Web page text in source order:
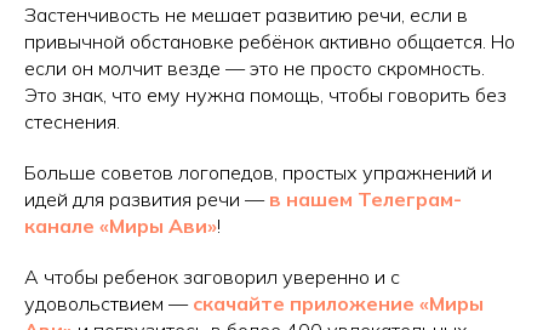
Застенчивость не мешает развитию речи, если в
привычной обстановке ребёнок активно общается. Но
если он молчит везде — это не просто скромность.
Это знак, что ему нужна помощь, чтобы говорить без
стеснения.
Больше советов логопедов, простых упражнений и
идей для развития речи — в нашем Телеграм-
канале «Миры Ави»!
А чтобы ребенок заговорил уверенно и с
удовольствием — скачайте приложение «Миры